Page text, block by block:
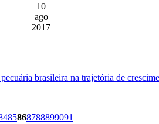
10
ago
2017
brasileira na trajetória de
85868788899091